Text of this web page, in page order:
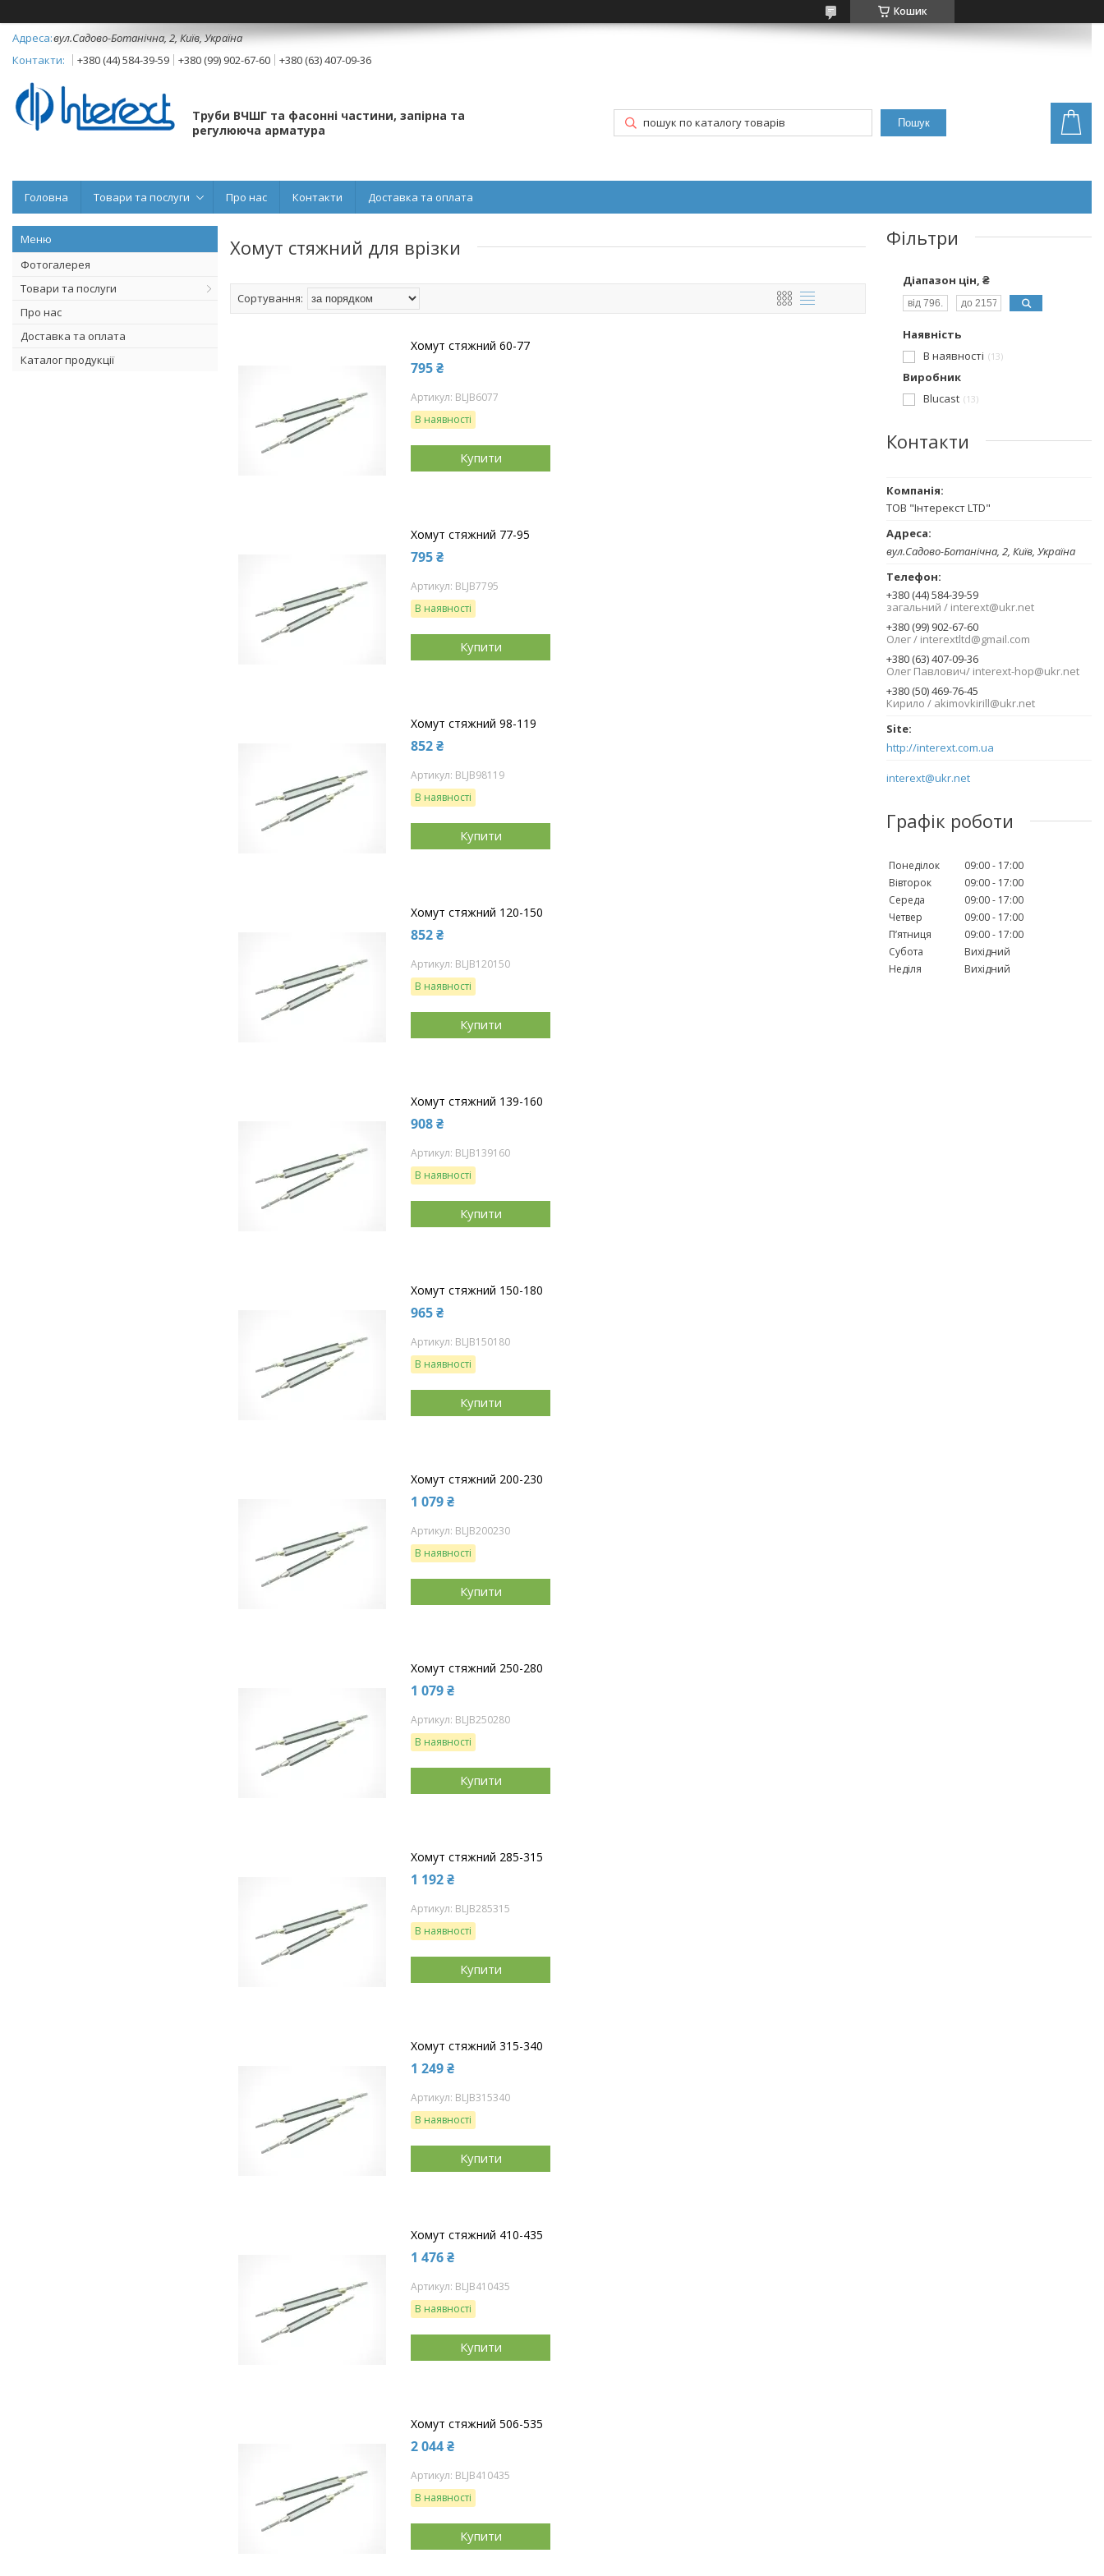
Кошик
вул.Садово-Ботанічна, 2, Київ, Україна
+380 (44) 584-39-59
+380 (99) 902-67-60 +380 (63) 407-09-36
Труби ВЧШГ та фасонні частини, запірна та
регулююча арматура
Пошук
Головна Товари та послуги Про нас Контакти Доставка та оплата
Фотогалерея
Товари та послуги
Про нас
Доставка та оплата
Каталог продукції
Хомут стяжний для врізки
Хомут стяжний 60-77
795 ₴
BLJB6077
В наявності
Купити
Хомут стяжний 77-95
795 ₴
BLJB7795
В наявності
Купити
Хомут стяжний 98-119
852 ₴
BLJB98119
В наявності
Купити
Хомут стяжний 120-150
852 ₴
BLJB120150
В наявності
Купити
Хомут стяжний 139-160
908 ₴
BLJB139160
В наявності
Купити
Хомут стяжний 150-180
965 ₴
BLJB150180
В наявності
Купити
Хомут стяжний 200-230
1 079 ₴
BLJB200230
В наявності
Купити
Хомут стяжний 250-280
1 079 ₴
BLJB250280
В наявності
Купити
Хомут стяжний 285-315
1 192 ₴
BLJB285315
В наявності
Купити
Хомут стяжний 315-340
1 249 ₴
BLJB315340
В наявності
Купити
Хомут стяжний 410-435
1 476 ₴
BLJB410435
В наявності
Купити
Хомут стяжний 506-535
2 044 ₴
BLJB410435
В наявності
Купити
Фільтри
Діапазон цін, ₴
Наявність
В наявності
13
Виробник
Blucast 13
Контакти
ТОВ "Інтерекст LTD"
вул.Садово-Ботанічна, 2, Київ, Україна
+380 (44) 584-39-59
загальний / interext@ukr.net
+380 (99) 902-67-60
Олег / interextltd@gmail.com
+380 (63) 407-09-36
Олег Павлович/ interext-hop@ukr.net
+380 (50) 469-76-45
Кирило / akimovkirill@ukr.net
http://interext.com.ua
interext@ukr.net
Графік роботи
Понеділок 09:00
17:00
Вівторок
09:00
17:00
Середа
09:00
17:00
Четвер
09:00
17:00
Пʼятниця
09:00
17:00
Субота
Вихідний
Неділя
Вихідний